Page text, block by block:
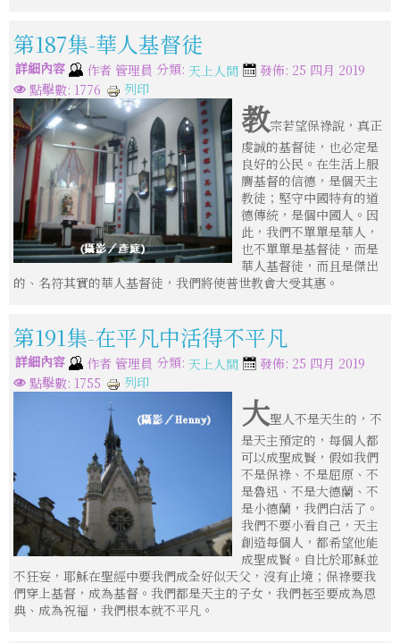
第187集-華人基督徒
詳細內容 作者 管理員 分類: 天上人間
發佈: 25 四月 2019
點擊數: 1776
列印
教宗若望保祿說，真正
虔誠的基督徒，也必定是
良好的公民。在生活上服
膺基督的信德，是個天主
教徒；堅守中國特有的道
德傳統，是個中國人。因
此，我們不單單是華人，
也不單單是基督徒，而是
華人基督徒，而且是傑出
的、名符其實的華人基督徒，我們將使普世教會大受其惠。
第191集-在平凡中活得不平凡
詳細內容 作者 管理員 分類: 天上人間
發佈: 25 四月 2019
點擊數: 1755
列印
大聖人不是天生的，不
是天主預定的，每個人都
可以成聖成賢，假如我們
不是保祿、不是屈原、不
是魯迅、不是大德蘭、不
是小德蘭，我們白活了。
我們不要小看自己，天主
創造每個人，都希望他能
成聖成賢。自比於耶穌並
不狂妄，耶穌在聖經中要我們成全好似天父，沒有止境；保祿要我
們穿上基督，成為基督。我們都是天主的子女，我們甚至要成為恩
典、成為祝福，我們根本就不平凡。